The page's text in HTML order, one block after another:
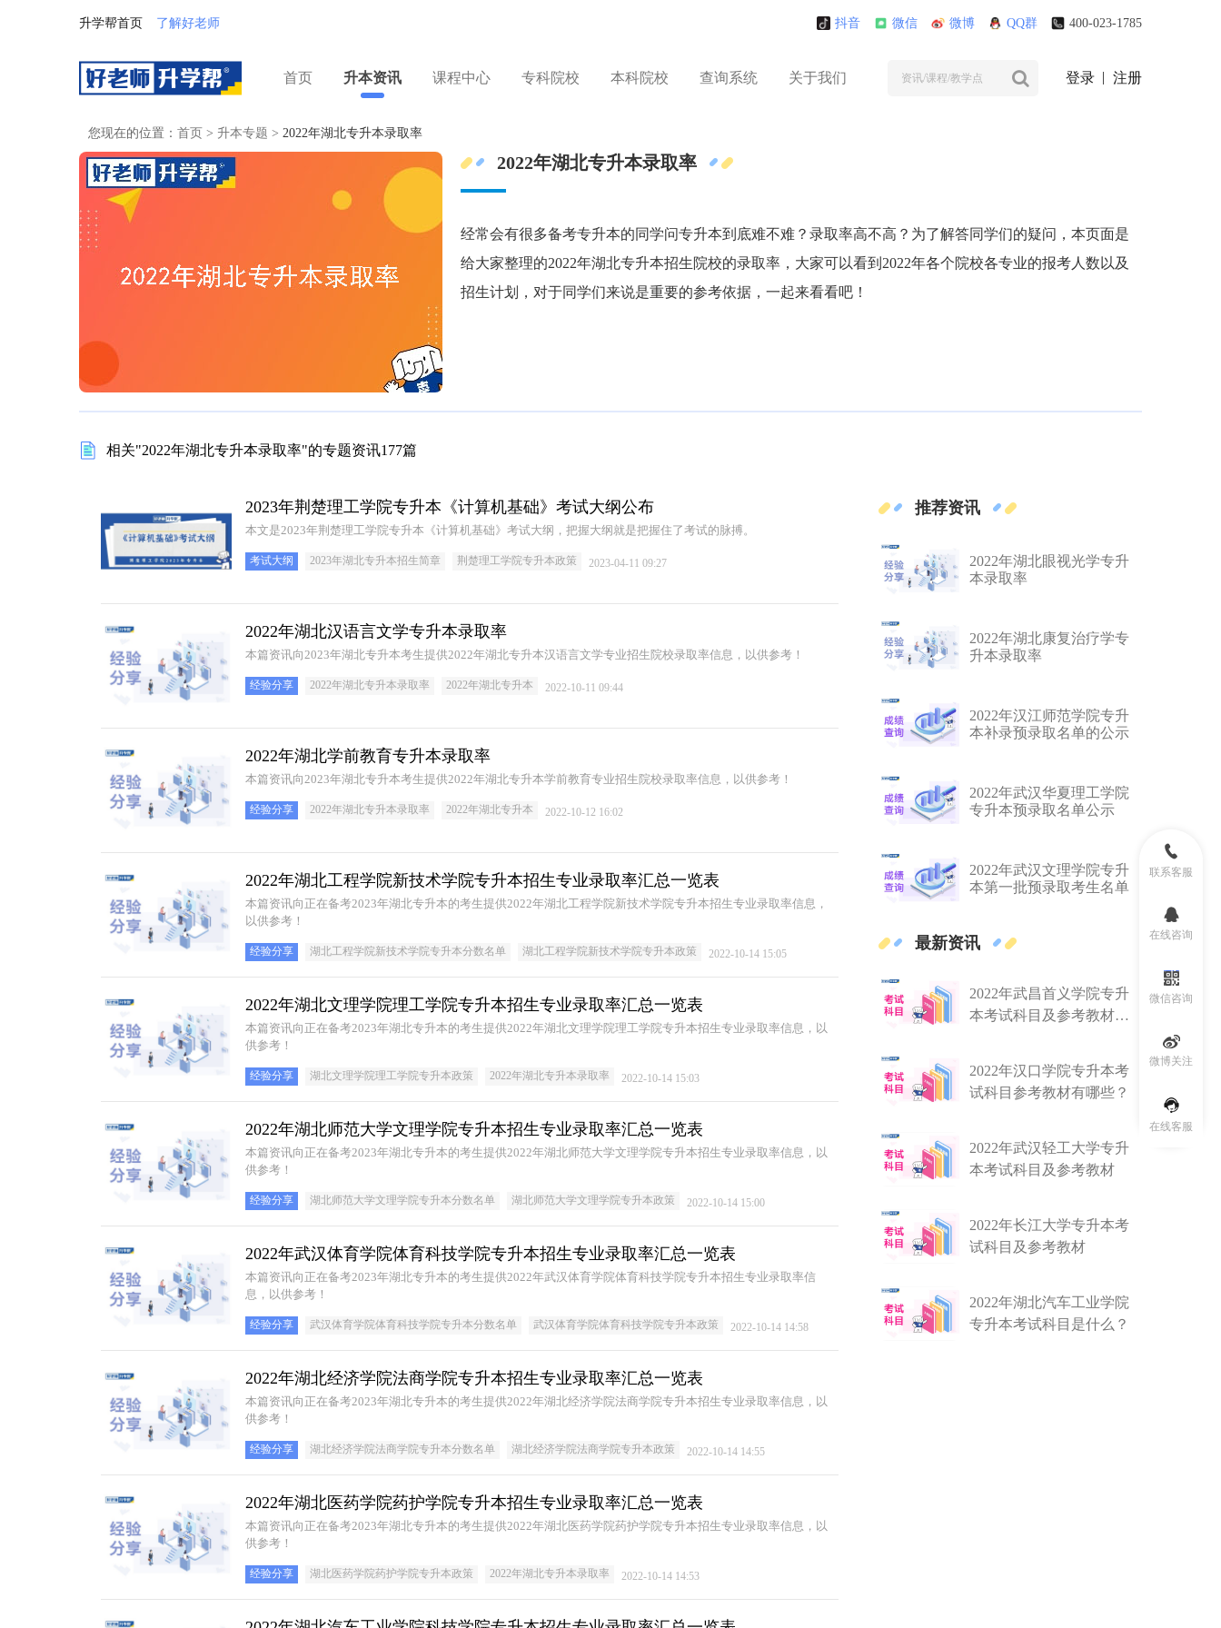
升学帮首页 了解好老师 抖音 微信 微博 QQ群 400-023-1785
首页 升本资讯 课程中心 专科院校 本科院校 查询系统 关于我们 登录 注册
联系客服
在线咨询
微信咨询
微博关注
在线客服
您现在的位置： 首页 > 升本专题 > 2022年湖北专升本录取率
2022年湖北专升本录取率
经常会有很多备考专升本的同学问专升本到底难不难？录取率高不高？为了解答同学们的疑问，本页面是
给大家整理的2022年湖北专升本招生院校的录取率，大家可以看到2022年各个院校各专业的报考人数以及
招生计划，对于同学们来说是重要的参考依据，一起来看看吧！
相关"2022年湖北专升本录取率"的专题资讯177篇
2023年荆楚理工学院专升本《计算机基础》考试大纲公布
本文是2023年荆楚理工学院专升本《计算机基础》考试大纲，把握大纲就是把握住了考试的脉搏。
考试大纲 2023年湖北专升本招生简章 荆楚理工学院专升本政策 2023-04-11 09:27
2022年湖北汉语言文学专升本录取率
本篇资讯向2023年湖北专升本考生提供2022年湖北专升本汉语言文学专业招生院校录取率信息，以供参考！
经验分享 2022年湖北专升本录取率 2022年湖北专升本 2022-10-11 09:44
2022年湖北学前教育专升本录取率
本篇资讯向2023年湖北专升本考生提供2022年湖北专升本学前教育专业招生院校录取率信息，以供参考！
经验分享 2022年湖北专升本录取率 2022年湖北专升本 2022-10-12 16:02
2022年湖北工程学院新技术学院专升本招生专业录取率汇总一览表
本篇资讯向正在备考2023年湖北专升本的考生提供2022年湖北工程学院新技术学院专升本招生专业录取率信息，
以供参考！
经验分享 湖北工程学院新技术学院专升本分数名单 湖北工程学院新技术学院专升本政策 2022-10-14 15:05
2022年湖北文理学院理工学院专升本招生专业录取率汇总一览表
本篇资讯向正在备考2023年湖北专升本的考生提供2022年湖北文理学院理工学院专升本招生专业录取率信息，以
供参考！
经验分享 湖北文理学院理工学院专升本政策 2022年湖北专升本录取率 2022-10-14 15:03
2022年湖北师范大学文理学院专升本招生专业录取率汇总一览表
本篇资讯向正在备考2023年湖北专升本的考生提供2022年湖北师范大学文理学院专升本招生专业录取率信息，以
供参考！
经验分享 湖北师范大学文理学院专升本分数名单 湖北师范大学文理学院专升本政策 2022-10-14 15:00
2022年武汉体育学院体育科技学院专升本招生专业录取率汇总一览表
本篇资讯向正在备考2023年湖北专升本的考生提供2022年武汉体育学院体育科技学院专升本招生专业录取率信
息，以供参考！
经验分享 武汉体育学院体育科技学院专升本分数名单 武汉体育学院体育科技学院专升本政策 2022-10-14 14:58
2022年湖北经济学院法商学院专升本招生专业录取率汇总一览表
本篇资讯向正在备考2023年湖北专升本的考生提供2022年湖北经济学院法商学院专升本招生专业录取率信息，以
供参考！
经验分享 湖北经济学院法商学院专升本分数名单 湖北经济学院法商学院专升本政策 2022-10-14 14:55
2022年湖北医药学院药护学院专升本招生专业录取率汇总一览表
本篇资讯向正在备考2023年湖北专升本的考生提供2022年湖北医药学院药护学院专升本招生专业录取率信息，以
供参考！
经验分享 湖北医药学院药护学院专升本政策 2022年湖北专升本录取率 2022-10-14 14:53
推荐资讯
2022年湖北眼视光学专升
本录取率
2022年湖北康复治疗学专
升本录取率
2022年汉江师范学院专升
本补录预录取名单的公示
2022年武汉华夏理工学院
专升本预录取名单公示
2022年武汉文理学院专升
本第一批预录取考生名单
最新资讯
2022年武昌首义学院专升
本考试科目及参考教材是
2022年汉口学院专升本考
试科目参考教材有哪些？
2022年武汉轻工大学专升
本考试科目及参考教材
2022年长江大学专升本考
试科目及参考教材
2022年湖北汽车工业学院
专升本考试科目是什么？